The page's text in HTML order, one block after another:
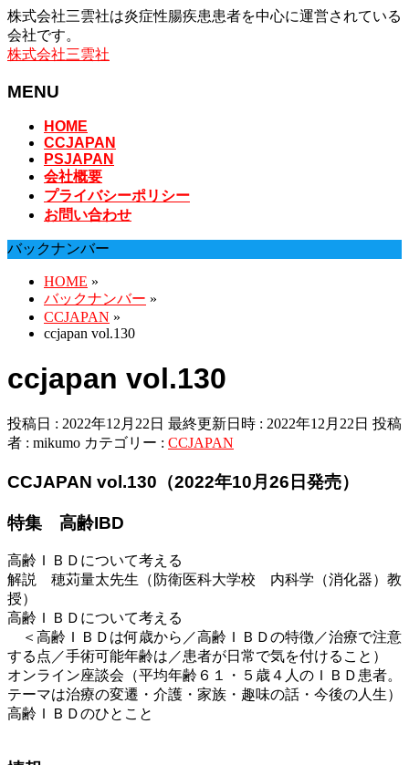
株式会社三雲社は炎症性腸疾患患者を中心に運営されている
会社です。
株式会社三雲社
MENU
ば
す
HOME
CCJAPAN
PSJAPAN
会社概要
プライバシーポリシー
お問い合わせ
バックナンバー
HOME »
バックナンバー »
CCJAPAN »
ccjapan vol.130
ccjapan vol.130
投稿日 : 2022年12月22日 最終更新日時 : 2022年12月22日 投稿
者 : mikumo カテゴリー : CCJAPAN
CCJAPAN vol.130（2022年10月26日発売）
特集 高齢IBD
高齢ＩＢＤについて考える
解説 穂苅量太先生（防衛医科大学校 内科学（消化器）教
授）
高齢ＩＢＤについて考える
＜高齢ＩＢＤは何歳から／高齢ＩＢＤの特徴／治療で注意
する点／手術可能年齢は／患者が日常で気を付けること）
オンライン座談会（平均年齢６１・５歳４人のＩＢＤ患者。
テーマは治療の変遷・介護・家族・趣味の話・今後の人生）
高齢ＩＢＤのひとこと